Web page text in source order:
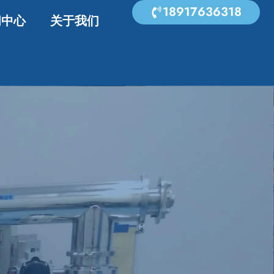
心 关于我们
18917636318